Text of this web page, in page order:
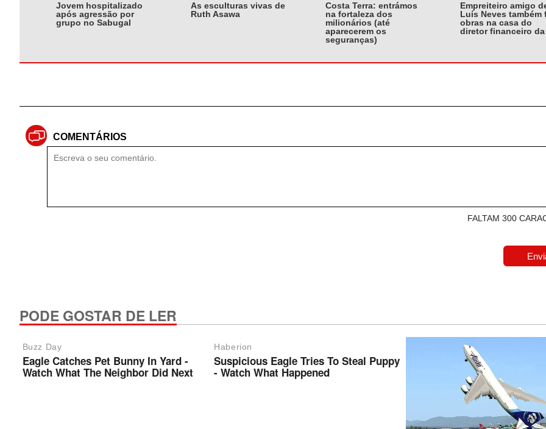
Jovem hospitalizado
após agressão por
grupo no Sabugal
As esculturas vivas de
Ruth Asawa
Costa Terra: entrámos
na fortaleza dos
milionários (até
aparecerem os
seguranças)
Empreiteiro amigo
Luís Neves também
obras na casa do
diretor financeiro da
COMENTÁRIOS
FALTAM 300